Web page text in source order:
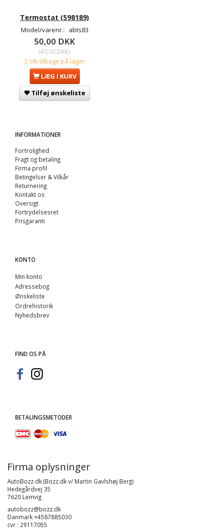
Termostat (598189)
Model/varenr.: abts83
50,00 DKK
(40,00 DKK)
2 stk tilbage på lager
LÆG I KURV
Tilføj ønskeliste
INFORMATIONER
Fortrolighed
Fragt og betaling
Firma profil
Betingelser & Vilkår
Returnering
Kontakt os
Oversigt
Fortrydelsesret
Prisgaranti
KONTO
Min konto
Adressebog
Ønskeliste
Ordrehistorik
Nyhedsbrev
FIND OS PÅ
BETALINGSMETODER
Firma oplysninger
AutoBozz.dk (Bozz.dk v/ Martin Gavlshøj Berg)
Hedegårdvej 35
7620 Lemvig
autobozz@bozz.dk
Danmark +4587885030
cvr : 29117055